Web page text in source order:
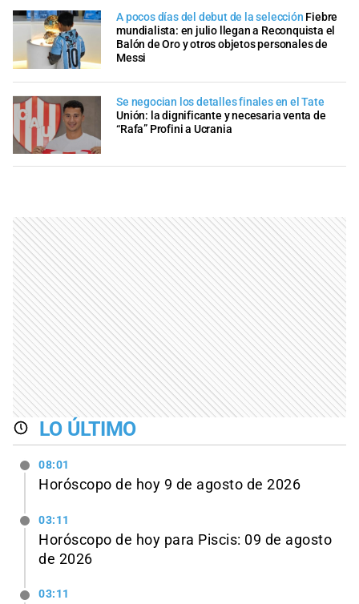
A pocos días del debut de la selección Fiebre
mundialista: en julio llegan a Reconquista el
Balón de Oro y otros objetos personales de
Messi
Se negocian los detalles finales en el Tate
Unión: la dignificante y necesaria venta de
“Rafa” Profini a Ucrania
LO ÚLTIMO
08:01
Horóscopo de hoy 9 de agosto de 2026
03:11
Horóscopo de hoy para Piscis: 09 de agosto
de 2026
03:11